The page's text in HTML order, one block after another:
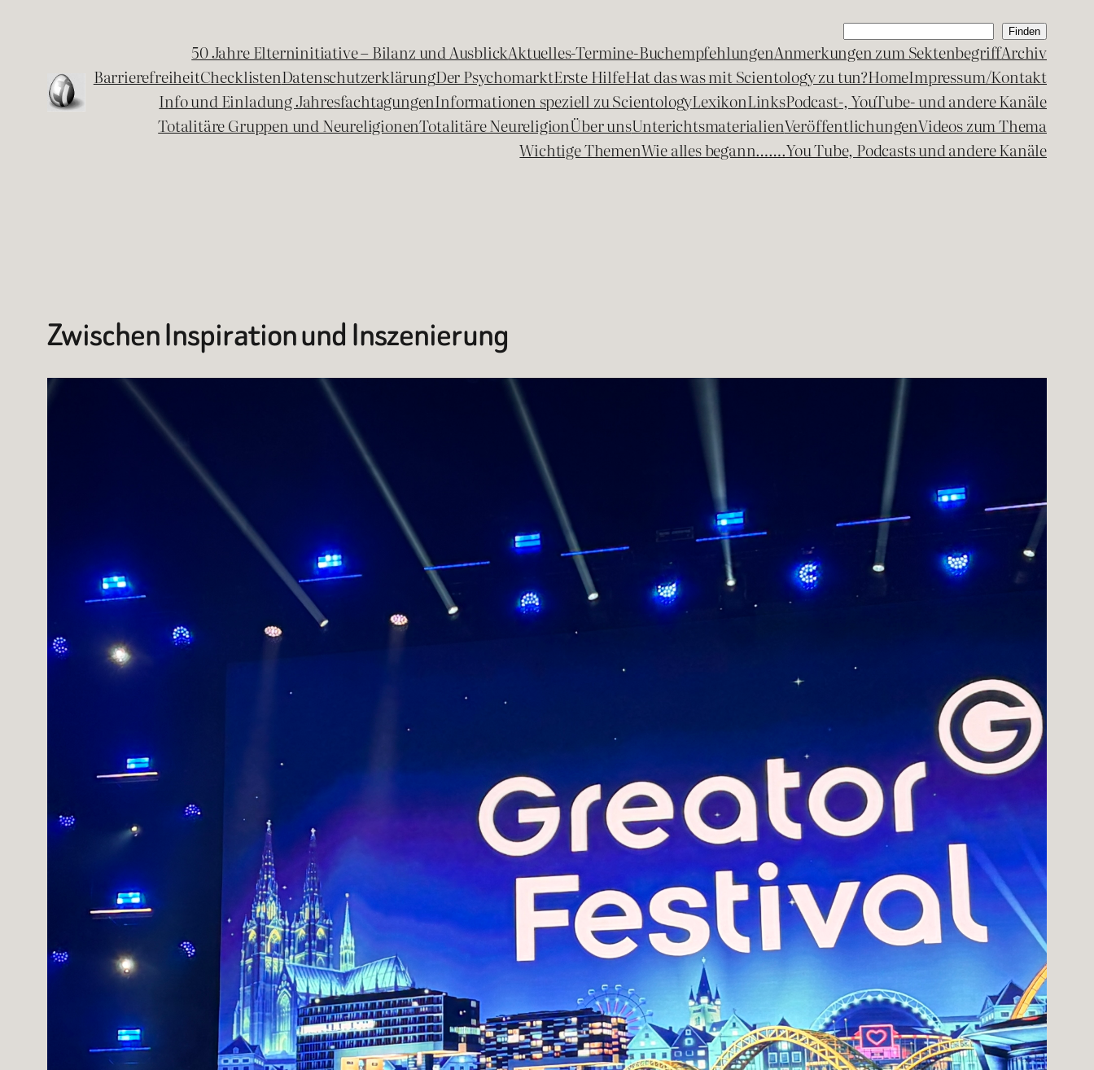
Suchen Finden
50 Jahre Elterninitiative – Bilanz und AusblickAktuelles-Termine-BuchempfehlungenAnmerkungen zum SektenbegriffArchiv
BarrierefreiheitChecklistenDatenschutzerklärungDer PsychomarktErste HilfeHat das was mit Scientology zu tun?HomeImpressum/Kontakt
Info und Einladung JahresfachtagungenInformationen speziell zu ScientologyLexikonLinksPodcast-, YouTube- und andere Kanäle
Totalitäre Gruppen und NeureligionenTotalitäre NeureligionÜber unsUnterichtsmaterialienVeröffentlichungenVideos zum Thema
Wichtige ThemenWie alles begann…….You Tube, Podcasts und andere Kanäle
Zwischen Inspiration und Inszenierung